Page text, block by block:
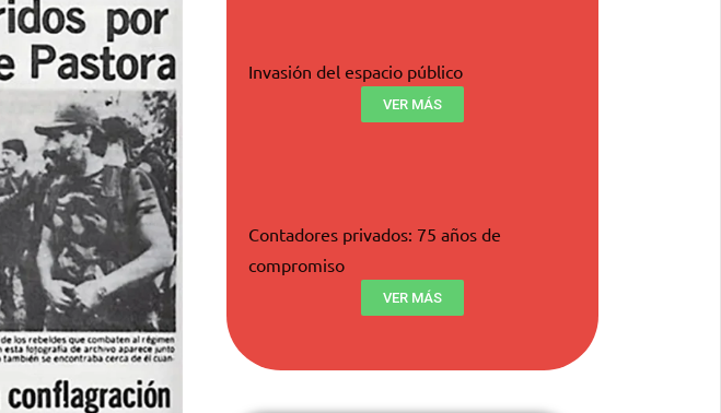
Invasión del espacio público
VER MÁS
Contadores privados: 75 años de
compromiso
VER MÁS